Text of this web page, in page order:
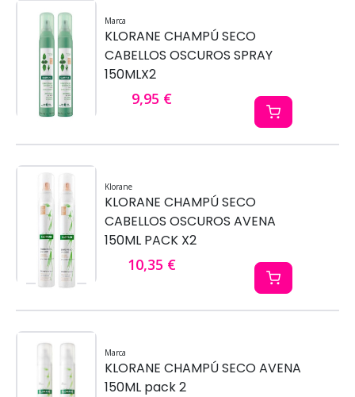
Marca
KLORANE CHAMPÚ SECO
CABELLOS OSCUROS SPRAY
150MLX2
9,95 €
Klorane
KLORANE CHAMPÚ SECO
CABELLOS OSCUROS AVENA
150ML PACK X2
10,35 €
Marca
KLORANE CHAMPÚ SECO AVENA
150ML pack 2